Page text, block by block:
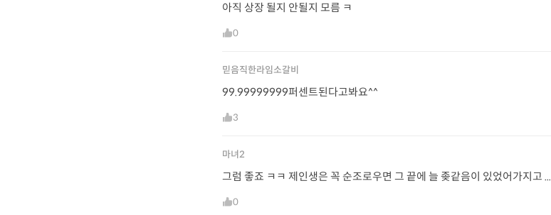
아직 상장 될지 안될지 모름 ㅋ
0
믿음직한라임소갈비
99.99999999퍼센트된다고봐요^^
3
마녀2
그럼 좋죠 ㅋㅋ 제인생은 꼭 순조로우면 그 끝에 늘 좆같음이 있었어가지고 ...
0